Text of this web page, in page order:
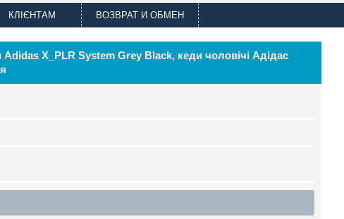
КЛІЄНТАМ ВОЗВРАТ И ОБМЕН
Adidas X_PLR System Grey Black, кеди чоловічі Адідас